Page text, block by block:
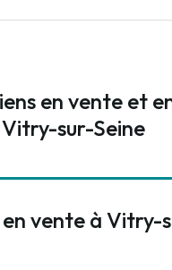
en vente et
sur-Seine
en vente à Vitry-